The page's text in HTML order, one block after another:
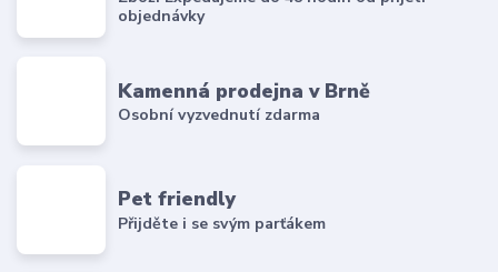
objednávky
Kamenná prodejna v Brně
Osobní vyzvednutí zdarma
Pet friendly
Přijděte i se svým parťákem